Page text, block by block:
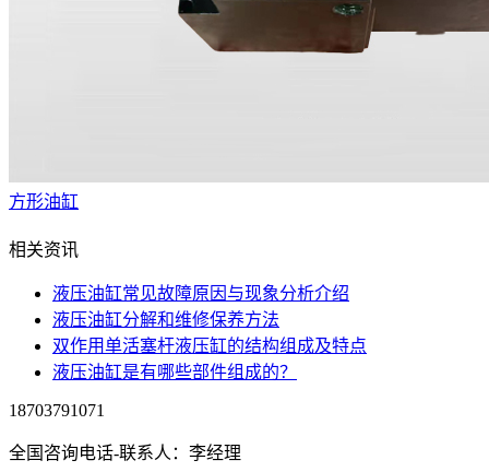
方形油缸
相关资讯
液压油缸常见故障原因与现象分析介绍
液压油缸分解和维修保养方法
双作用单活塞杆液压缸的结构组成及特点
液压油缸是有哪些部件组成的？
18703791071
全国咨询电话-联系人：李经理